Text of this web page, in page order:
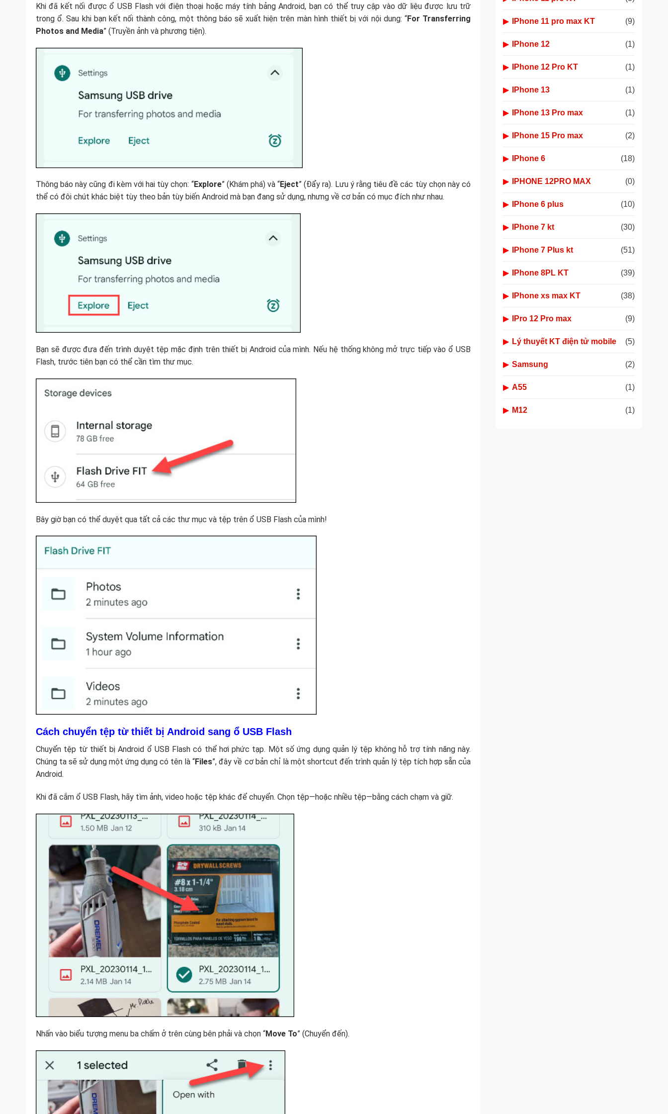
Khi đã kết nối được ổ USB Flash với điện thoại hoặc máy tính bảng Android, bạn có thể truy cập vào dữ liệu được lưu trữ
trong ổ. Sau khi bạn kết nối thành công, một thông báo sẽ xuất hiện trên màn hình thiết bị với nội dung: “For Transferring
Photos and Media” (Truyền ảnh và phương tiện).
Thông báo này cũng đi kèm với hai tùy chọn: “Explore” (Khám phá) và “Eject” (Đẩy ra). Lưu ý rằng tiêu đề các tùy chọn này có
thể có đôi chút khác biệt tùy theo bản tùy biến Android mà bạn đang sử dụng, nhưng về cơ bản có mục đích như nhau.
Bạn sẽ được đưa đến trình duyệt tệp mặc định trên thiết bị Android của mình. Nếu hệ thống không mở trực tiếp vào ổ USB
Flash, trước tiên bạn có thể cần tìm thư mục.
Bây giờ bạn có thể duyệt qua tất cả các thư mục và tệp trên ổ USB Flash của mình!
Cách chuyển tệp từ thiết bị Android sang ổ USB Flash
Chuyển tệp từ thiết bị Android ổ USB Flash có thể hơi phức tạp. Một số ứng dụng quản lý tệp không hỗ trợ tính năng này.
Chúng ta sẽ sử dụng một ứng dụng có tên là “Files”, đây về cơ bản chỉ là một shortcut đến trình quản lý tệp tích hợp sẵn của
Android.
Khi đã cắm ổ USB Flash, hãy tìm ảnh, video hoặc tệp khác để chuyển. Chọn tệp—hoặc nhiều tệp—bằng cách chạm và giữ.
Nhấn vào biểu tượng menu ba chấm ở trên cùng bên phải và chọn “Move To” (Chuyển đến).
▶ IPhone 11 pro max KT (9)
▶ IPhone 12 (1)
▶ IPhone 12 Pro KT (1)
▶ IPhone 13 (1)
▶ IPhone 13 Pro max (1)
▶ IPhone 15 Pro max (2)
▶ IPhone 6 (18)
▶ IPHONE 12PRO MAX (0)
▶ IPhone 6 plus (10)
▶ IPhone 7 kt (30)
▶ IPhone 7 Plus kt (51)
▶ IPhone 8PL KT (39)
▶ IPhone xs max KT (38)
▶ IPro 12 Pro max (9)
▶ Lý thuyết KT điện tử mobile (5)
▶ Samsung (2)
▶ A55 (1)
▶ M12 (1)